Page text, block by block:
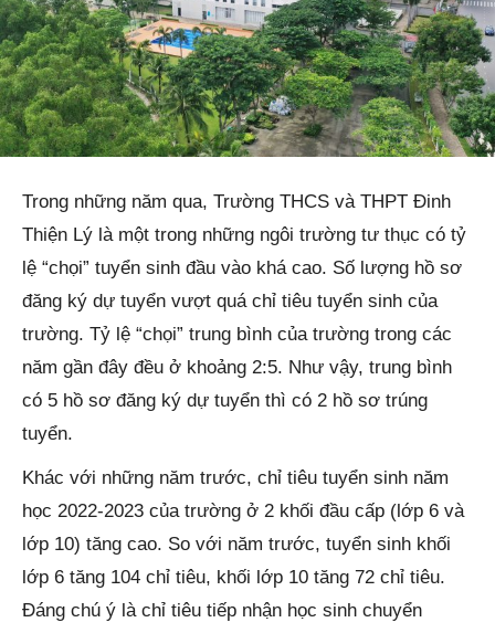
Trong những năm qua, Trường THCS và THPT Đinh
Thiện Lý là một trong những ngôi trường tư thục có tỷ
lệ “chọi” tuyển sinh đầu vào khá cao. Số lượng hồ sơ
đăng ký dự tuyển vượt quá chỉ tiêu tuyển sinh của
trường. Tỷ lệ “chọi” trung bình của trường trong các
năm gần đây đều ở khoảng 2:5. Như vậy, trung bình
có 5 hồ sơ đăng ký dự tuyển thì có 2 hồ sơ trúng
tuyển.
Khác với những năm trước, chỉ tiêu tuyển sinh năm
học 2022-2023 của trường ở 2 khối đầu cấp (lớp 6 và
lớp 10) tăng cao. So với năm trước, tuyển sinh khối
lớp 6 tăng 104 chỉ tiêu, khối lớp 10 tăng 72 chỉ tiêu.
Đáng chú ý là chỉ tiêu tiếp nhận học sinh chuyển